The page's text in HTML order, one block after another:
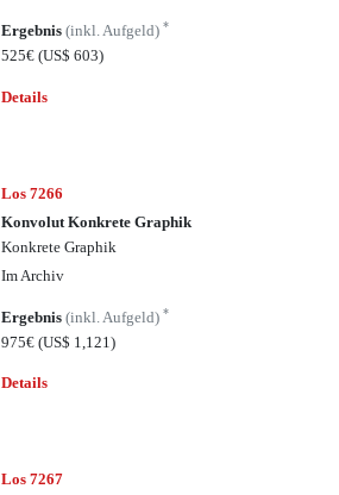
Ergebnis(inkl. Aufgeld)*
525€(US$ 603)
Details
Los 7266
Konvolut Konkrete Graphik
Konkrete Graphik
Im Archiv
Ergebnis(inkl. Aufgeld)*
975€(US$ 1,121)
Details
Los 7267